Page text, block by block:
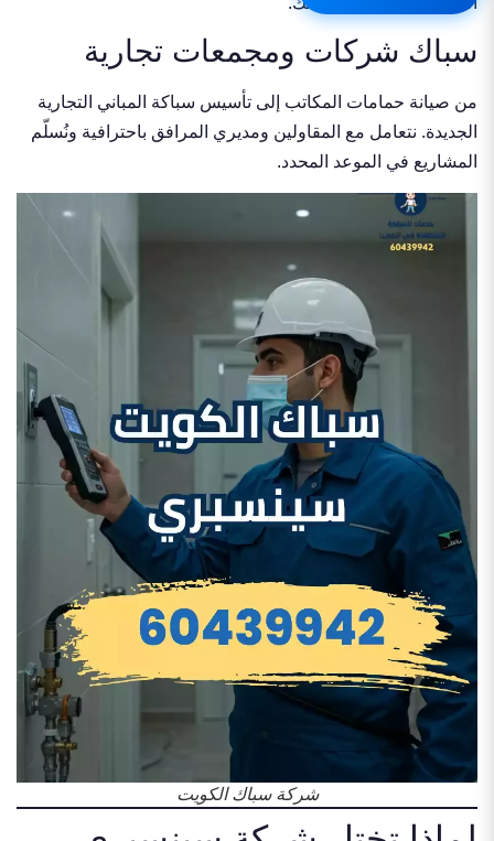
سباك شركات ومجمعات تجارية
من صيانة حمامات المكاتب إلى تأسيس سباكة المباني التجارية
الجديدة. نتعامل مع المقاولين ومديري المرافق باحترافية ونُسلّم
المشاريع في الموعد المحدد.
شركة سباك الكويت